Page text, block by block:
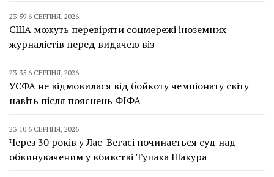
23:59 6 СЕРПНЯ, 2026
США можуть перевіряти соцмережі іноземних
журналістів перед видачею віз
23:35 6 СЕРПНЯ, 2026
УЄФА не відмовилася від бойкоту чемпіонату світу
навіть після пояснень ФІФА
23:10 6 СЕРПНЯ, 2026
Через 30 років у Лас-Вегасі починається суд над
обвинуваченим у вбивстві Тупака Шакура